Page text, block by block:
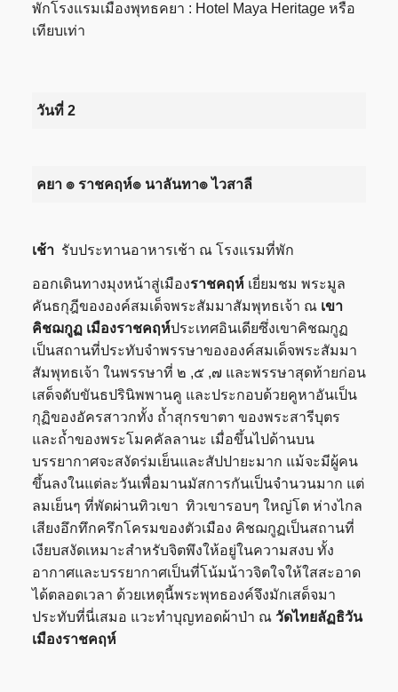
พักโรงแรมเมืองพุทธคยา : Hotel Maya Heritage หรือ
เทียบเท่า
วันที่ 2
คยา ๏ ราชคฤห์๏ นาลันทา๏ ไวสาลี
เช้า รับประทานอาหารเช้า ณ โรงแรมที่พัก
ออกเดินทางมุงหน้าสู่เมืองราชคฤห์ เยี่ยมชม พระมูล
คันธกุฎีขององค์สมเด็จพระสัมมาสัมพุทธเจ้า ณ เขา
คิชฌกูฏ เมืองราชคฤห์ประเทศอินเดียซึ่งเขาคิชฌกูฏ
เป็นสถานที่ประทับจำพรรษาขององค์สมเด็จพระสัมมา
สัมพุทธเจ้า ในพรรษาที่ ๒ ,๕ ,๗ และพรรษาสุดท้ายก่อน
เสด็จดับขันธปรินิพพานคู และประกอบด้วยคูหาอันเป็น
กุฏิของอัครสาวกทั้ง ถ้ำสุกรขาตา ของพระสารีบุตร
และถ้ำของพระโมคคัลลานะ เมื่อขึ้นไปด้านบน
บรรยากาศจะสงัดร่มเย็นและสัปปายะมาก แม้จะมีผู้คน
ขึ้นลงในแต่ละวันเพื่อมานมัสการกันเป็นจำนวนมาก แต่
ลมเย็นๆ ที่พัดผ่านทิวเขา ทิวเขารอบๆ ใหญ่โต ห่างไกล
เสียงอึกทึกครึกโครมของตัวเมือง คิชฌกูฏเป็นสถานที่
เงียบสงัดเหมาะสำหรับจิตพึงให้อยู่ในความสงบ ทั้ง
อากาศและบรรยากาศเป็นที่โน้มน้าวจิตใจให้ใสสะอาด
ได้ตลอดเวลา ด้วยเหตุนี้พระพุทธองค์จึงมักเสด็จมา
ประทับที่นี่เสมอ แวะทำบุญทอดผ้าป่า ณ วัดไทยลัฏธิวัน
เมืองราชคฤห์